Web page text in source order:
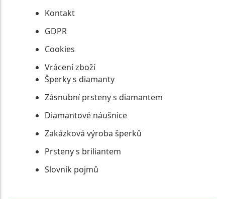
Kontakt
GDPR
Cookies
Vrácení zboží
Šperky s diamanty
Zásnubní prsteny s diamantem
Diamantové náušnice
Zakázková výroba šperků
Prsteny s briliantem
Slovník pojmů